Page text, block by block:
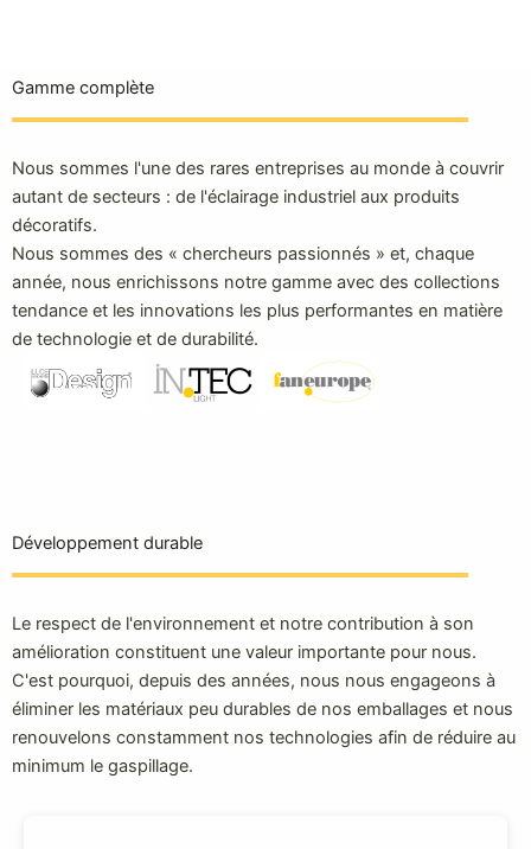
Gamme complète
Nous sommes l'une des rares entreprises au monde à couvrir
autant de secteurs : de l'éclairage industriel aux produits
décoratifs.
Nous sommes des « chercheurs passionnés » et, chaque
année, nous enrichissons notre gamme avec des collections
tendance et les innovations les plus performantes en matière
de technologie et de durabilité.
Développement durable
Le respect de l'environnement et notre contribution à son
amélioration constituent une valeur importante pour nous.
C'est pourquoi, depuis des années, nous nous engageons à
éliminer les matériaux peu durables de nos emballages et nous
renouvelons constamment nos technologies afin de réduire au
minimum le gaspillage.